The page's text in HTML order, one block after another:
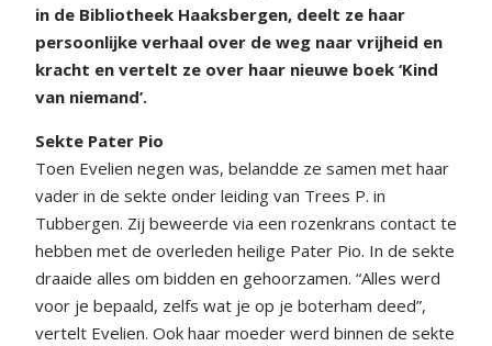
in de Bibliotheek Haaksbergen, deelt ze haar
persoonlijke verhaal over de weg naar vrijheid en
kracht en vertelt ze over haar nieuwe boek ‘Kind
van niemand’.
Sekte Pater Pio
Toen Evelien negen was, belandde ze samen met haar
vader in de sekte onder leiding van Trees P. in
Tubbergen. Zij beweerde via een rozenkrans contact te
hebben met de overleden heilige Pater Pio. In de sekte
draaide alles om bidden en gehoorzamen. “Alles werd
voor je bepaald, zelfs wat je op je boterham deed”,
vertelt Evelien. Ook haar moeder werd binnen de sekte